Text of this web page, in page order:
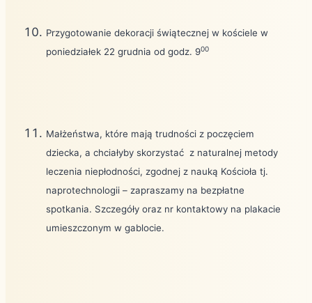
Przygotowanie dekoracji świątecznej w kościele w
poniedziałek 22 grudnia od godz. 900
Małżeństwa, które mają trudności z poczęciem
dziecka, a chciałyby skorzystać z naturalnej metody
leczenia niepłodności, zgodnej z nauką Kościoła tj.
naprotechnologii – zapraszamy na bezpłatne
spotkania. Szczegóły oraz nr kontaktowy na plakacie
umieszczonym w gablocie.